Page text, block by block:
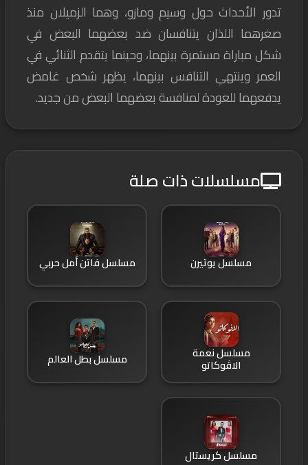
تدور الأحداث حول وسيم ومازو، وهما الزميلان منذ
صغرهما اللذان يتنافسان ضد بعضهما البعض في
شكل مباراة مستمرة بينهما، وحينما يتقدم الثنائي في
العمر وينتهي التنافس بينهما، يظهر شخص غامض
يدفعهما للعودة لمنافسة بعضهما البعض من جديد.
مسلسلات ذات صلة
مسلسل يوتيرن مسلسل فاتن أمل حربي
مسلسل نعمة
الاڤوكاتو مسلسل بطل العالم
مسلسل كريستال